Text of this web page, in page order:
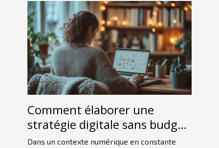
Comment élaborer une
stratégie digitale sans budget
conséquent ?
Dans un contexte numérique en constante